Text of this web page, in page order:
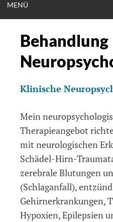
MENÜ
Behandlung
Klinische
Mein
Therapieangebot
mit neurologischen
Schädel-Hirn-
zerebrale Blutungen
(Schlaganfall),
Gehirnerkrankungen,
Hypoxien, Epilepsien